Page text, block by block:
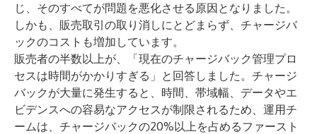
じ、そのすべてが問題を悪化させる原因となりました。
しかも、販売取引の取り消しにとどまらず、チャージバ
ックのコストも増加しています。
販売者の半数以上が、「現在のチャージバック管理プロ
セスは時間がかかりすぎる」と回答しました。チャージ
バックが大量に発生すると、時間、帯域幅、データやエ
ビデンスへの容易なアクセスが制限されるため、運用チ
ームは、チャージバックの20%以上を占めるファースト